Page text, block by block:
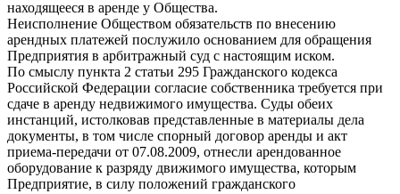
находящееся в аренде у Общества.
Неисполнение Обществом обязательств по внесению
арендных платежей послужило основанием для обращения
Предприятия в арбитражный суд с настоящим иском.
По смыслу пункта 2 статьи 295 Гражданского кодекса
Российской Федерации согласие собственника требуется при
сдаче в аренду недвижимого имущества. Суды обеих
инстанций, истолковав представленные в материалы дела
документы, в том числе спорный договор аренды и акт
приема-передачи от 07.08.2009, отнесли арендованное
оборудование к разряду движимого имущества, которым
Предприятие, в силу положений гражданского